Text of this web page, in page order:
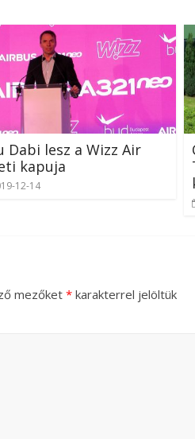
Dabi lesz a Wizz Air
kapuja
12-14
mezőket * karakterrel jelöltük